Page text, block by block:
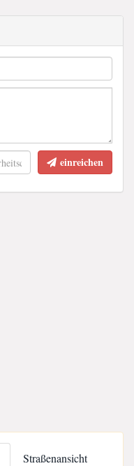
einreichen
Straßenansicht